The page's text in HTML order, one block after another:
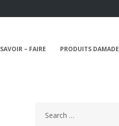
SAVOIR – FAIRE PRODUITS DAMADE